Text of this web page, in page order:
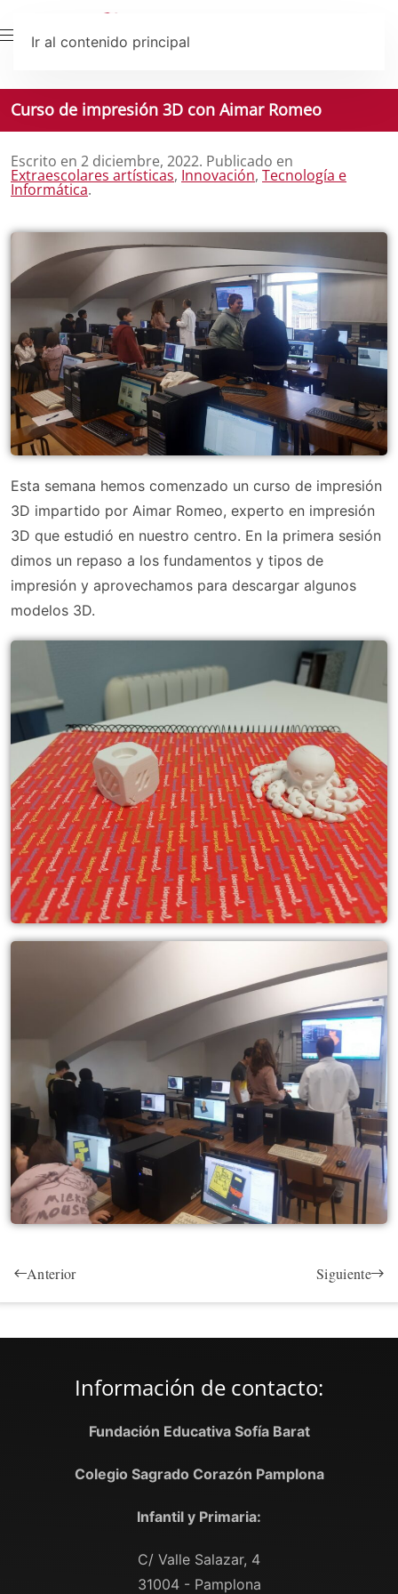
Ir al contenido principal
Curso de impresión 3D con Aimar Romeo
Escrito en 2 diciembre, 2022. Publicado en
Extraescolares artísticas, Innovación, Tecnología e
Informática.
Esta semana hemos comenzado un curso de impresión
3D impartido por Aimar Romeo, experto en impresión
3D que estudió en nuestro centro. En la primera sesión
dimos un repaso a los fundamentos y tipos de
impresión y aprovechamos para descargar algunos
modelos 3D.
Anterior Siguiente
Información de contacto:
Fundación Educativa Sofía Barat
Colegio Sagrado Corazón Pamplona
Infantil y Primaria:
C/ Valle Salazar, 4
31004 - Pamplona